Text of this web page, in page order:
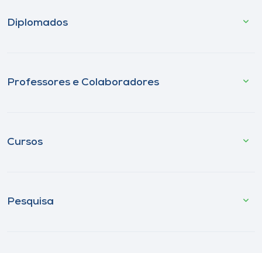
Diplomados
Professores e Colaboradores
Cursos
Pesquisa